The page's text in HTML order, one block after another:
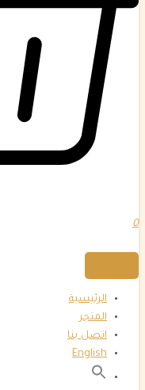
0
الرئيسية
المتجر
اتصل بنا
English